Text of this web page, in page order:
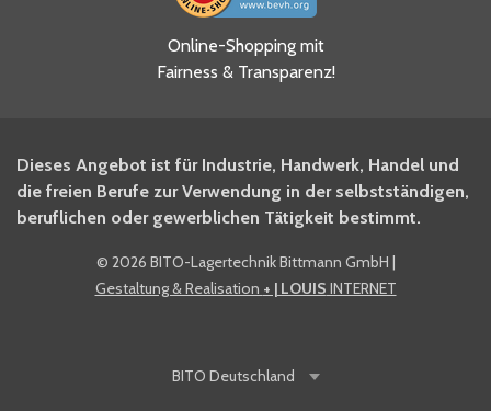
Ja, ich habe die
Datenschutzhinweise gelesen
und akzeptiere diese.
BITO Newsletter Fachwissen
Intralogistiker anmelden.
Ja, ich möchte mich für den
BITO Shop-Newsletter
Online-Shopping mit
Fairness & Transparenz!
Dieses Angebot ist für Industrie, Handwerk, Handel und
die freien Berufe zur Verwendung in der selbstständigen,
beruflichen oder gewerblichen Tätigkeit bestimmt.
© 2026 BITO-Lagertechnik Bittmann GmbH |
Gestaltung & Realisation + | LOUIS INTERNET
BITO Deutschland